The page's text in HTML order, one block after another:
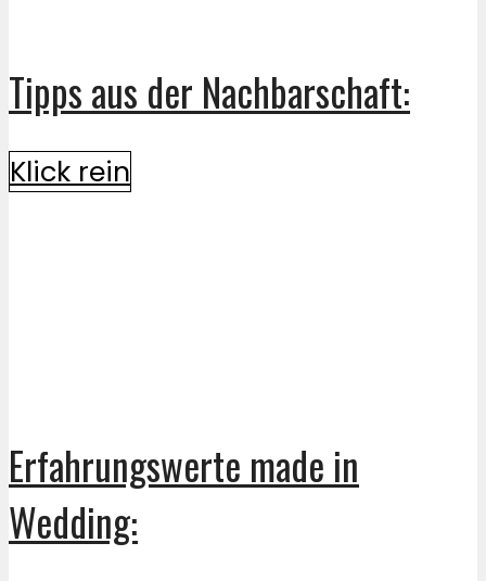
Tipps aus der Nachbarschaft:
Klick rein
Erfahrungswerte made in
Wedding: